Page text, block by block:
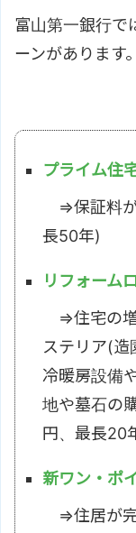
富山第一銀行で
ーンがあります。
プライム住
⇒保証料が
長50年)
リフォーム
⇒住宅の増
ステリア(造
冷暖房設備
地や墓石の
円、最長20
新ワン・ポ
⇒住居が完